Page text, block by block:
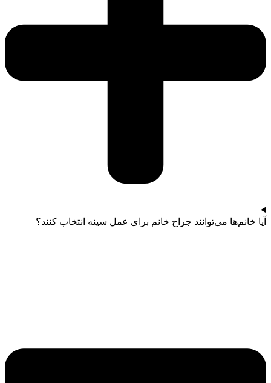
آیا خانم‌ها می‌توانند جراح خانم برای عمل سینه انتخاب کنند؟